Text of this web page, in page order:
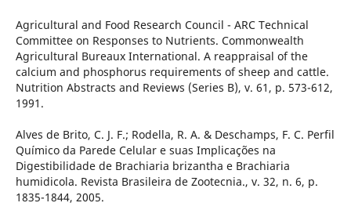
Agricultural and Food Research Council - ARC Technical
Committee on Responses to Nutrients. Commonwealth
Agricultural Bureaux International. A reappraisal of the
calcium and phosphorus requirements of sheep and cattle.
Nutrition Abstracts and Reviews (Series B), v. 61, p. 573-612,
1991.
Alves de Brito, C. J. F.; Rodella, R. A. & Deschamps, F. C. Perfil
Químico da Parede Celular e suas Implicações na
Digestibilidade de Brachiaria brizantha e Brachiaria
humidicola. Revista Brasileira de Zootecnia., v. 32, n. 6, p.
1835-1844, 2005.